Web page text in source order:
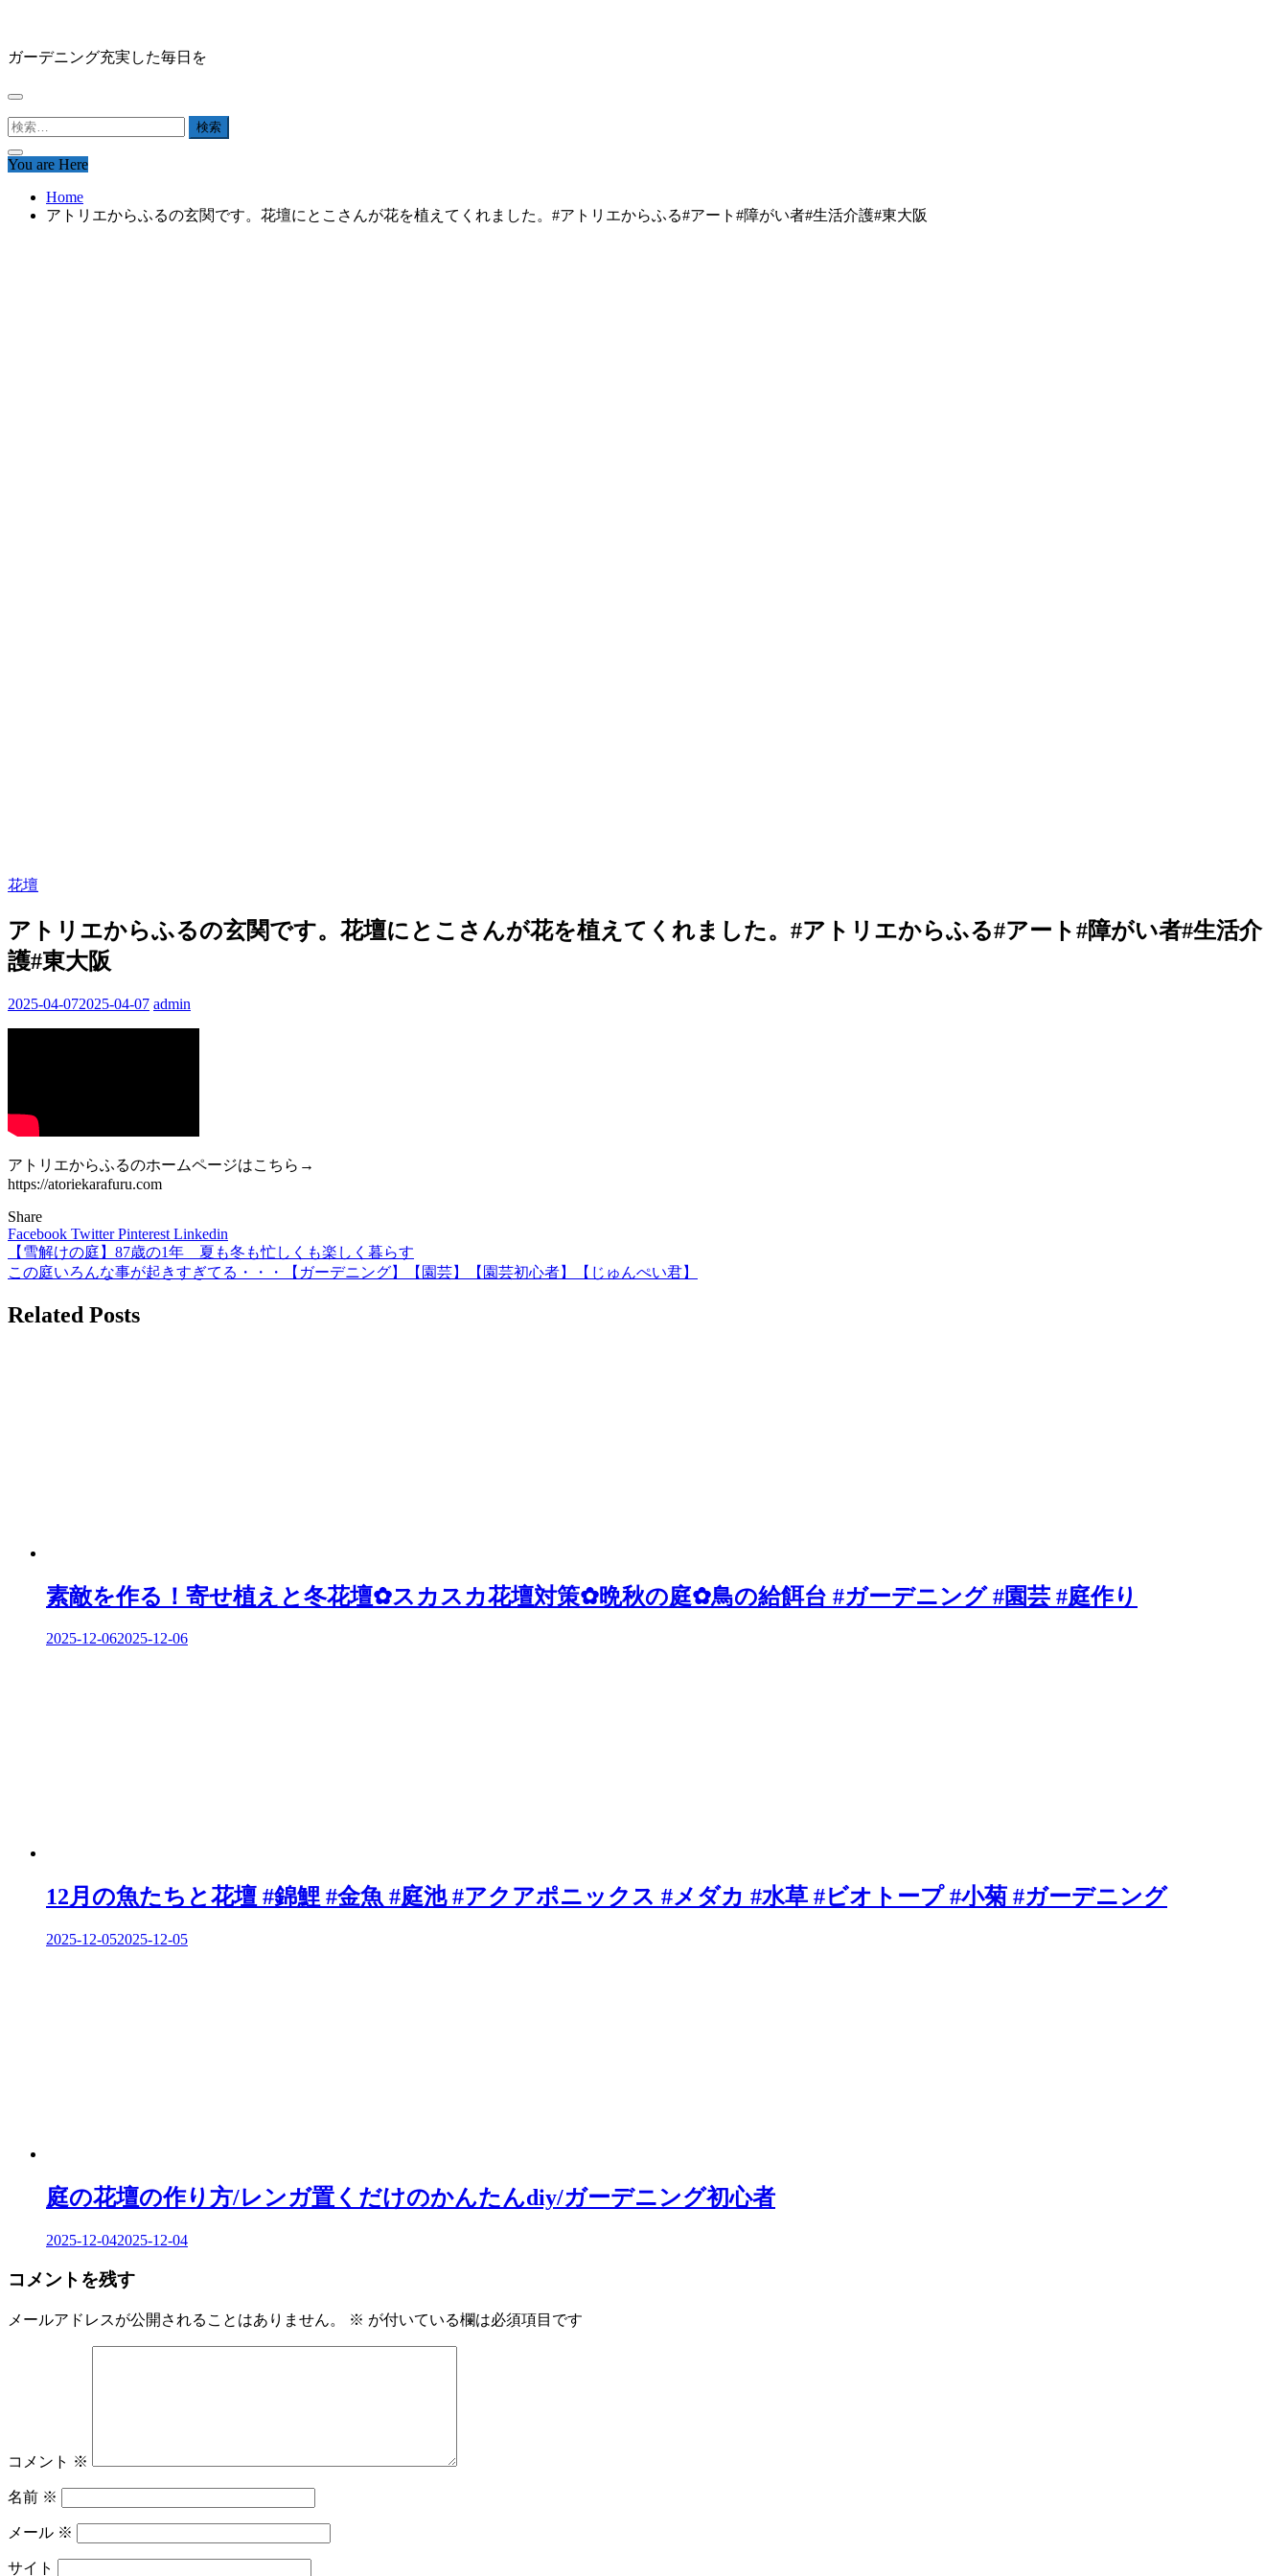
content
ガーデニング充実した毎日を
検
You are Here
Home
アトリエからふるの玄関です。花壇にとこさんが花を植えてくれました。#アトリエからふる#アート#障がい者#生活介護#東大阪
花壇
アトリエからふるの玄関です。花壇にとこさんが花を植えてくれました。#アトリエからふる#アート#障がい者#生活介
護#東大阪
2025-04-072025-04-07 admin
アトリエからふるのホームページはこちら→
https://atoriekarafuru.com
Share
Facebook TwitterPinterest Linkedin
投
稿
ナ
【雪解けの庭】87歳の1年 夏も冬も忙しくも楽しく暮らす
この庭いろんな事が起きすぎてる・・・【ガーデニング】【園芸】【園芸初心者】【じゅんぺい君】
Related Posts
素敵を作る！寄せ植えと冬花壇✿スカスカ花壇対策✿晩秋の庭✿鳥の給餌台 #ガーデニング #園芸 #庭作り
2025-12-062025-12-06
12月の魚たちと花壇 #錦鯉 #金魚 #庭池 #アクアポニックス #メダカ #水草 #ビオトープ #小菊 #ガーデニング
2025-12-052025-12-05
庭の花壇の作り方/レンガ置くだけのかんたんdiy/ガーデニング初心者
2025-12-042025-12-04
コメントを残す
メールアドレスが公開されることはありません。 ※ が付いている欄は必須項目です
コメント ※
名前 ※
メール ※
サイト